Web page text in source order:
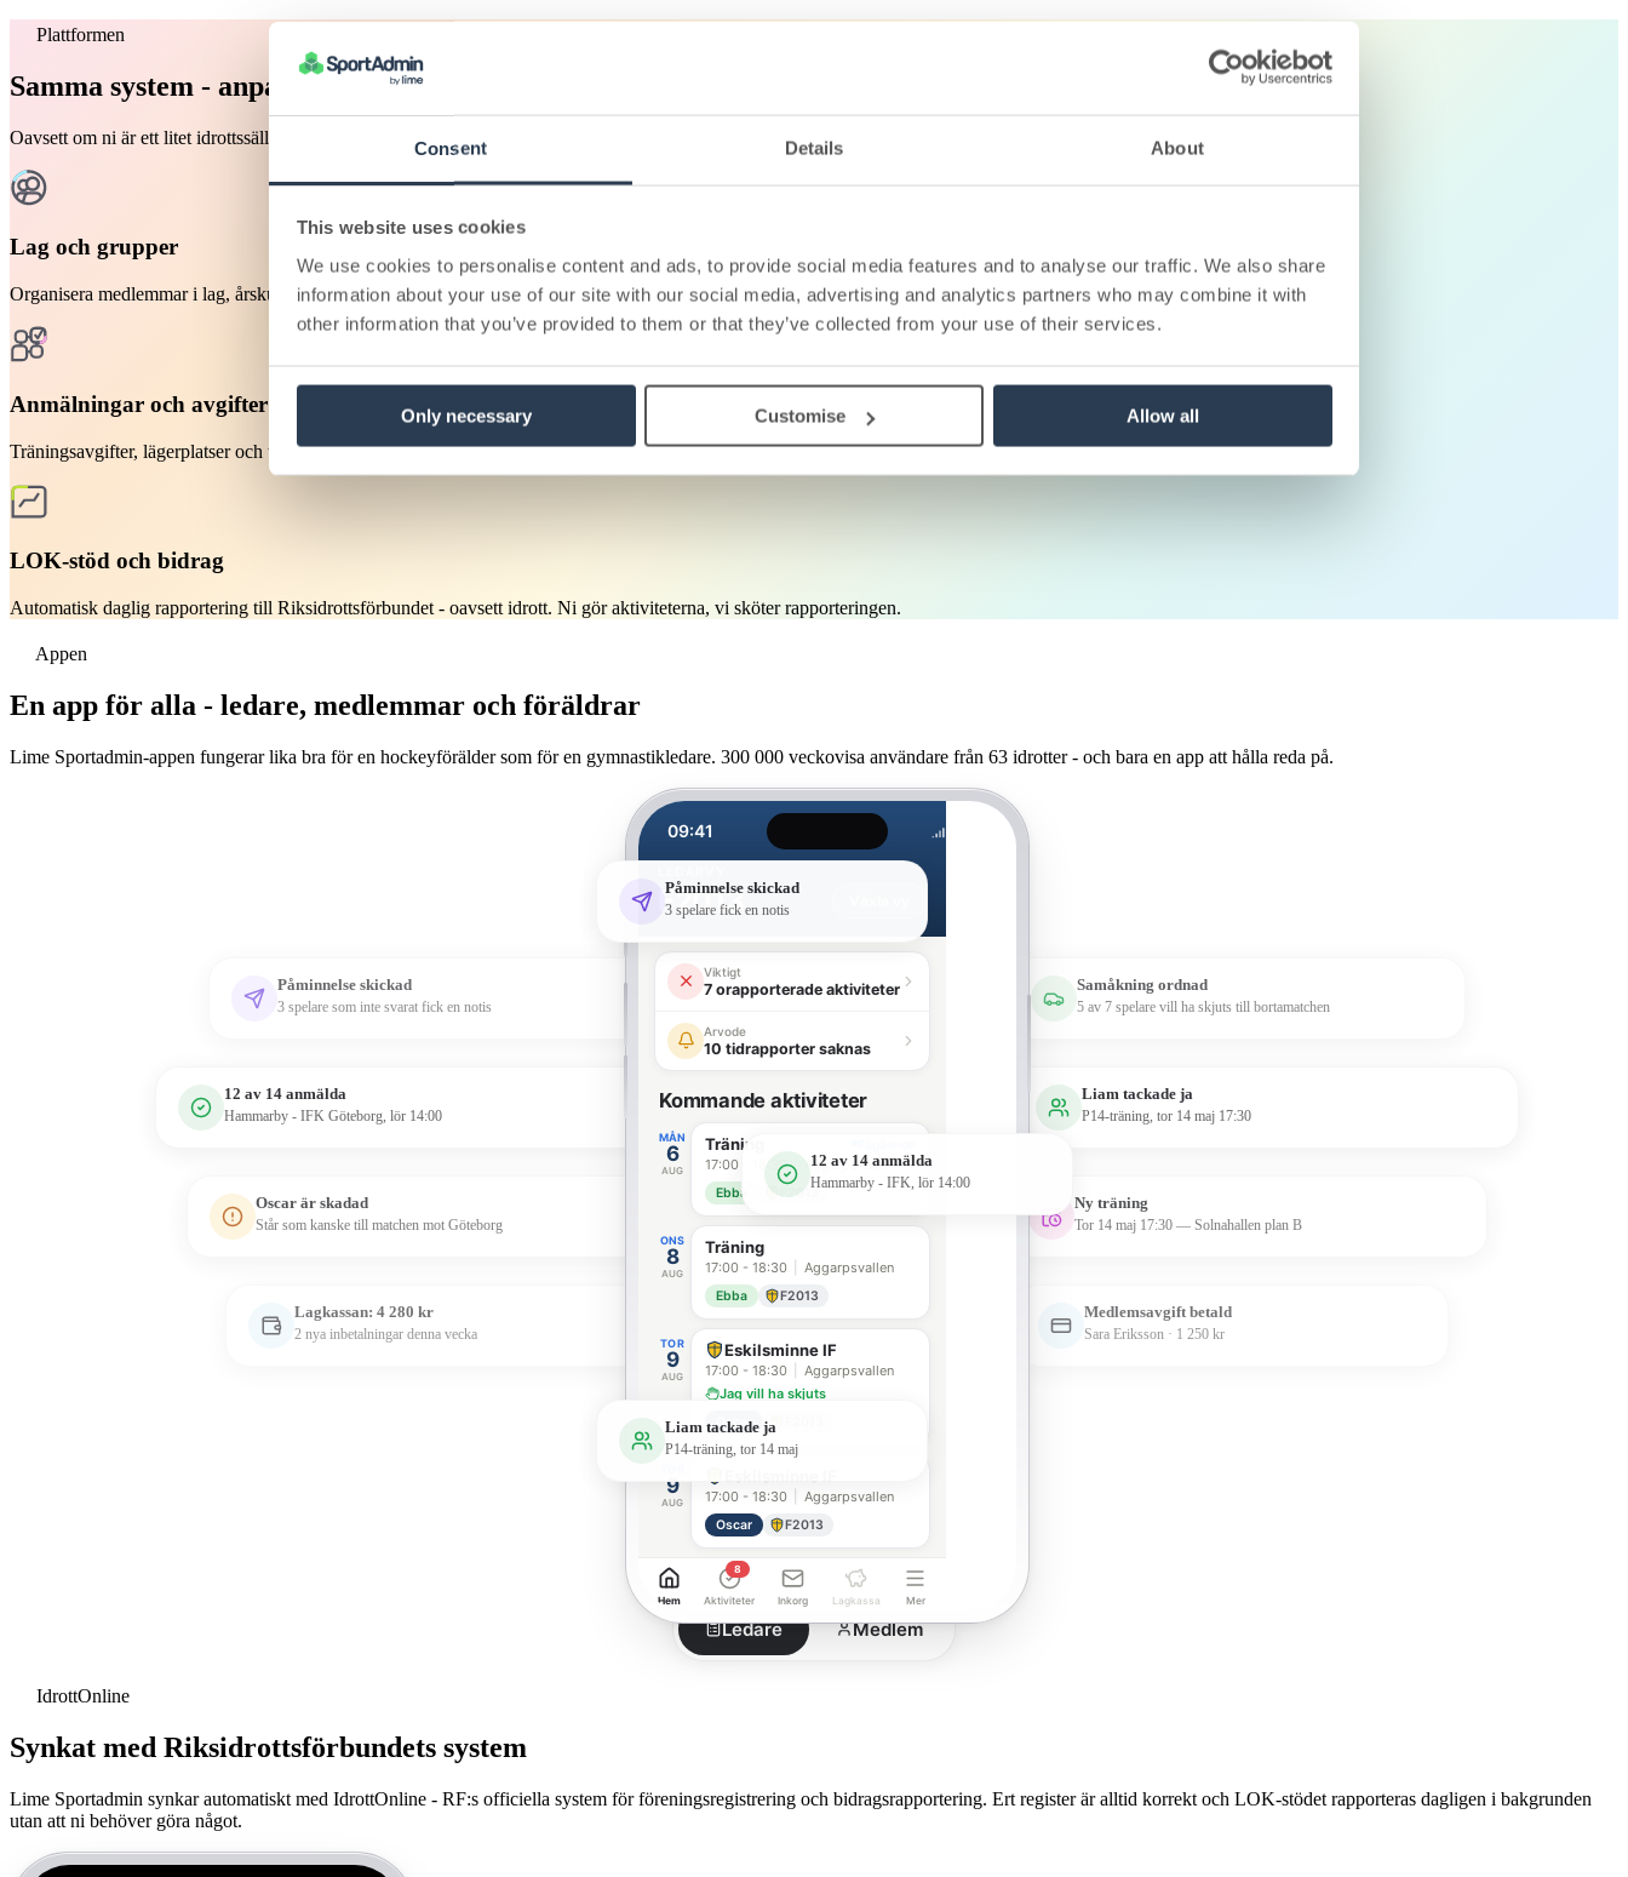
Consent Details About
This website uses cookies
We use cookies to personalise content and ads, to provide social media features and to analyse our traffic. We also share
information about your use of our site with our social media, advertising and analytics partners who may combine it with
other information that you’ve provided to them or that they’ve collected from your use of their services.
Only necessary Customise Allow all
Plattformen
Samma system - anpassat för er idrott
Oavsett om ni är ett litet idrottssällskap eller en stor multisportförening täcker Lime Sportadmin hela föreningens administration.
Lag och grupper
Organisera medlemmar i lag, årskullar och träningsgrupper. Roller och behörigheter per lag - utan att kansliet behöver vara inblandad.
Anmälningar och avgifter
Träningsavgifter, lägerplatser och tävlingsanmälningar - självbetjäning med automatisk betalning. Fungerar lika bra för lag- som individuell idrott.
LOK-stöd och bidrag
Automatisk daglig rapportering till Riksidrottsförbundet - oavsett idrott. Ni gör aktiviteterna, vi sköter rapporteringen.
Appen
En app för alla - ledare, medlemmar och föräldrar
Lime Sportadmin-appen fungerar lika bra för en hockeyförälder som för en gymnastikledare. 300 000 veckovisa användare från 63 idrotter - och bara en app att hålla reda på.
Påminnelse skickad
3 spelare som inte svarat fick en notis
12 av 14 anmälda
Hammarby - IFK Göteborg, lör 14:00
Oscar är skadad
Står som kanske till matchen mot Göteborg
Lagkassan: 4 280 kr
2 nya inbetalningar denna vecka
Samåkning ordnad
5 av 7 spelare vill ha skjuts till bortamatchen
Liam tackade ja
P14-träning, tor 14 maj 17:30
Ny träning
Tor 14 maj 17:30 — Solnahallen plan B
Medlemsavgift betald
Sara Eriksson · 1 250 kr
09:41
F2013
Viktigt
7 orapporterade aktiviteter
Arvode
10 tidrapporter saknas
Kommande aktiviteter
MÅN
6
AUG
Träning
17:00 - 18:30 | Aggarpsvallen
Ebba F2013
ONS
8
AUG
Träning
17:00 - 18:30 Aggarpsvallen
Ebba F2013
TOR
9
AUG
Eskilsminne IF
17:00 - 18:30
Aggarpsvallen
Jag vill ha skjuts
Oscar
9
AUG 17:00 - 18:30 Aggarpsvallen
Oscar F2013
Hem
8
Aktiviteter Inkorg Lagkassa Mer
Påminnelse skickad
3 spelare fick en notis
12 av 14 anmälda
Hammarby - IFK, lör 14:00
Liam tackade ja
P14-träning, tor 14 maj
Ledare Medlem
IdrottOnline
Synkat med Riksidrottsförbundets system
Lime Sportadmin synkar automatiskt med IdrottOnline - RF:s officiella system för föreningsregistrering och bidragsrapportering. Ert register är alltid korrekt och LOK-stödet rapporteras dagligen i bakgrunden
utan att ni behöver göra något.